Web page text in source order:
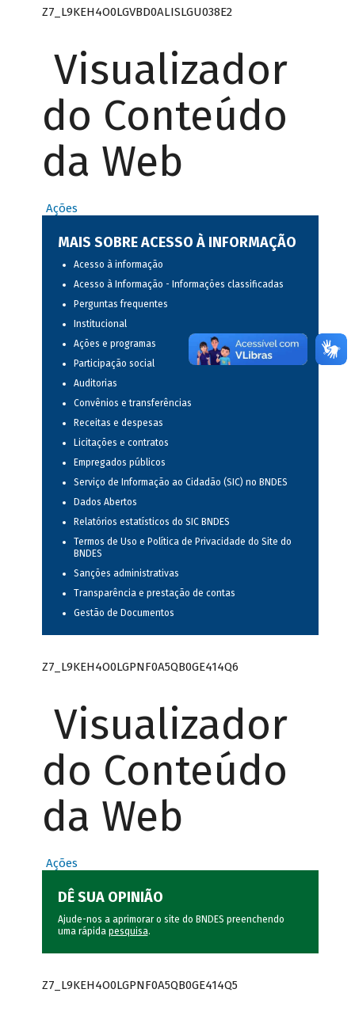
Z7_L9KEH4O0LGVBD0ALISLGU038E2
Visualizador
do Conteúdo
da Web
Ações
MAIS SOBRE ACESSO À INFORMAÇÃO
Acesso à informação
Acesso à Informação - Informações classificadas
Perguntas frequentes
Institucional
Ações e programas
Participação social
Auditorias
Convênios e transferências
Receitas e despesas
Licitações e contratos
Empregados públicos
Serviço de Informação ao Cidadão (SIC) no BNDES
Dados Abertos
Relatórios estatísticos do SIC BNDES
Termos de Uso e Política de Privacidade do Site do
BNDES
Sanções administrativas
Transparência e prestação de contas
Gestão de Documentos
Z7_L9KEH4O0LGPNF0A5QB0GE414Q6
Visualizador
do Conteúdo
da Web
Ações
DÊ SUA OPINIÃO
Ajude-nos a aprimorar o site do BNDES preenchendo
uma rápida pesquisa.
Z7_L9KEH4O0LGPNF0A5QB0GE414Q5